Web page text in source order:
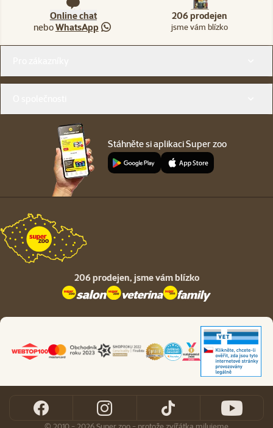
Online chat
neboWhatsApp
206 prodejen
jsme vám blízko
Stáhněte si aplikaci Super zoo
206 prodejen, jsme vám blízko